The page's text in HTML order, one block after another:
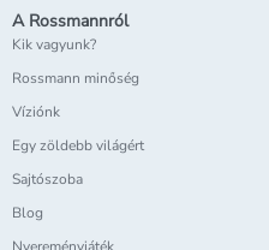
A Rossmannról
Kik vagyunk?
Rossmann minőség
Víziónk
Egy zöldebb világért
Sajtószoba
Blog